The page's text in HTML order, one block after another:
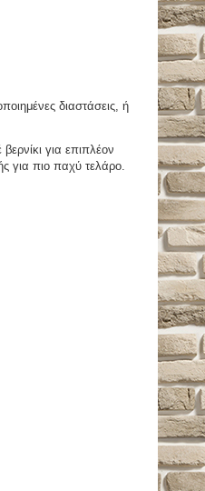
διαστάσεις, ή
για επιπλέον
για πιο παχύ τελάρο.